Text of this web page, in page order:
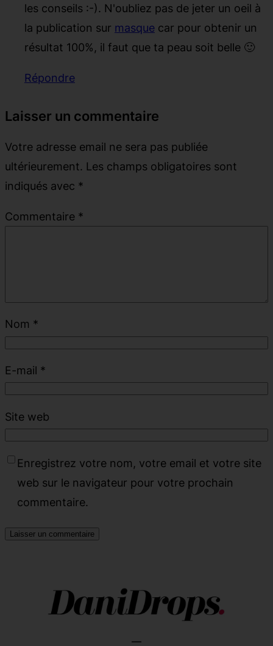
les conseils :-). N'oubliez pas de jeter un oeil à
la publication sur masque car pour obtenir un
résultat 100%, il faut que ta peau soit belle 🙂
Répondre
Laisser un commentaire
Votre adresse email ne sera pas publiée
ultérieurement. Les champs obligatoires sont
indiqués avec *
Commentaire *
Nom *
E-mail *
Site web
Enregistrez votre nom, votre email et votre site
web sur le navigateur pour votre prochain
commentaire.